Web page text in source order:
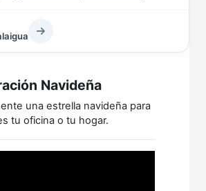
Navideña
una estrella navideña para
tu oficina o tu hogar.